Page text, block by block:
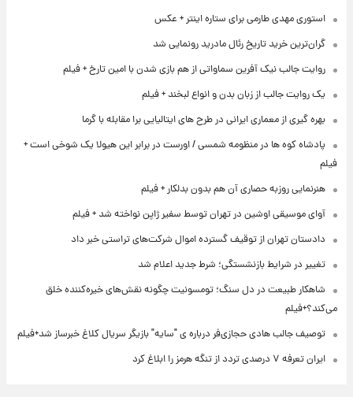
استوری مهدی طارمی برای ستاره اینتر + عکس
گران‌ترین خرید تاریخ رئال مادرید رونمایی شد
روایت جالب نیک آفرین سماواتی از هم بازی شدن با امین تارخ + فیلم
یک روایت جالب از زبان بدن و انواع لبخند + فیلم
بهره گیری از معماری ایرانی در طرح های ایتالیایی برا مقابله با گرما
پادشاه کوه ها در منظومه شمسی / اورست در برابر این هیولا یک شوخی است +
فیلم
هنرنمایی روزبه حصاری آن هم بدون بدلکار + فیلم
آوای موسیقی اوشین در تهران توسط سفیر ژاپن نواخته شد + فیلم
دادستان تهران از توقیف گسترده اموال شرکت‌های تراستی خبر داد
تغییر در شرایط بازنشستگی؛ شرط جدید اعلام شد
شاهکار طبیعت در دل سنگ؛ تومسونیت چگونه نقش‌های خیره‌کننده خلق
می‌کند؟+فیلم
توصیف جالب هادی حجازی‌فر درباره ی "سایه" بازیگر سریال کلاغ خبرساز شد+فیلم
ایران تعرفه ۷ درصدی تردد از تنگه هرمز را ابلاغ کرد